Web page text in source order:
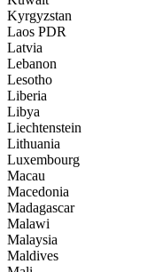
Kyrgyzstan
Laos PDR
Latvia
Lebanon
Lesotho
Liberia
Libya
Liechtenstein
Lithuania
Luxembourg
Macau
Macedonia
Madagascar
Malawi
Malaysia
Maldives